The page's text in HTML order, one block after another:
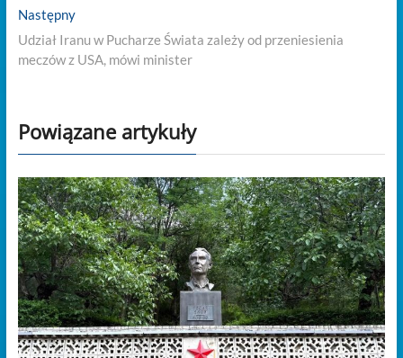
NastępnyNext
Udział Iranu w Pucharze Świata zależy od przeniesienia
meczów z USA, mówi minister
Powiązane artykuły